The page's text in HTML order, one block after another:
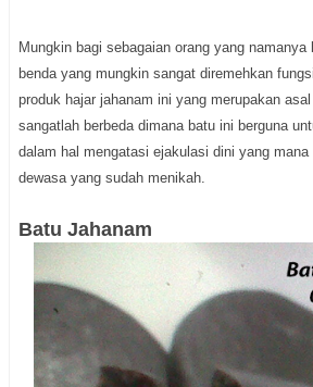
Mungkin bagi sebagaian orang yang
benda yang mungkin sangat diremehkan
produk hajar jahanam ini yang merupakan asal
sangatlah berbeda dimana batu ini berguna
dalam hal mengatasi ejakulasi dini yang
dewasa yang sudah menikah.
Batu Jahanam